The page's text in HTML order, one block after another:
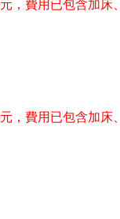
元，費用已包含加床
元，費用已包含加床